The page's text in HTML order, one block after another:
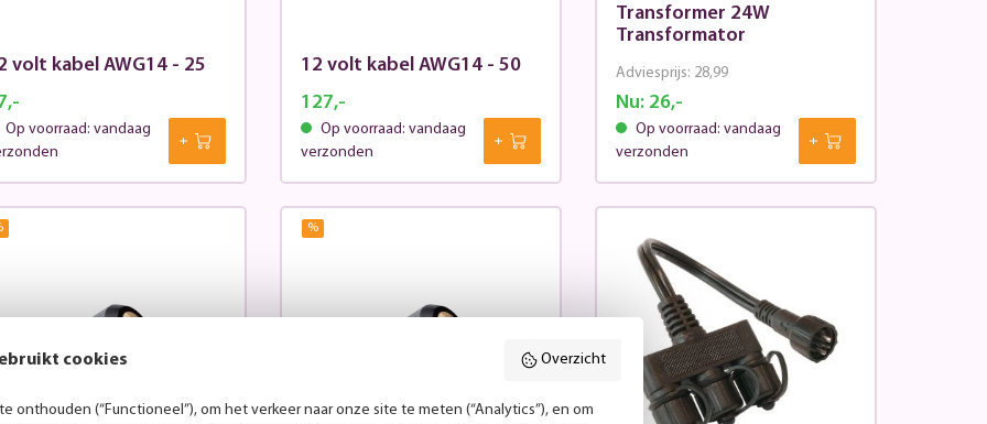
volt kabel AWG14 - 25
Op voorraad: vandaag
12 volt kabel AWG14 - 50
127,-
Op voorraad: vandaag
verzonden
Transformer 24W
Transformator
Nu:26,-
Adviesprijs: 28,99
Op voorraad: vandaag
verzonden
%
cookies Overzicht
onthouden (“Functioneel”), om het verkeer naar onze site te meten (“Analytics”), en om